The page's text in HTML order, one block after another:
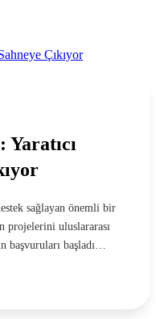
Çıkıyor
sağlayan önemli bir
projelerini uluslararası
başvuruları başladı…